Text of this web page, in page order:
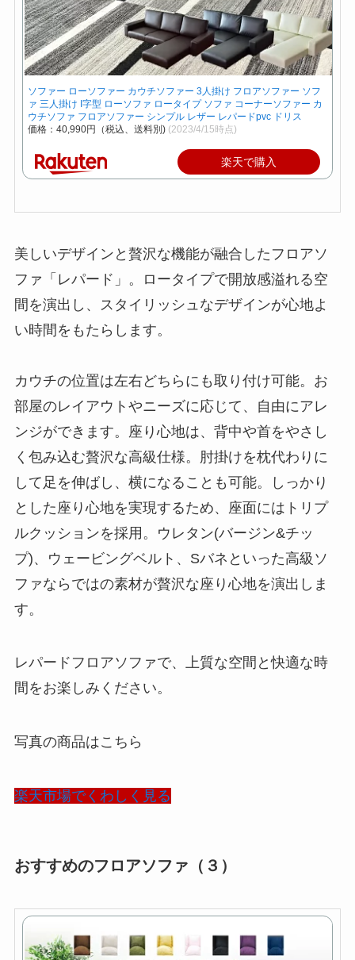
ソファー ローソファー カウチソファー 3人掛け フロアソファー ソフ
ァ 三人掛け I字型 ローソファ ロータイプ ソファ コーナーソファー カ
ウチソファ フロアソファー シンプル レザー レパードpvc ドリス
価格：40,990円（税込、送料別) (2023/4/15時点)
楽天で購入
美しいデザインと贅沢な機能が融合したフロアソ
ファ「レパード」。ロータイプで開放感溢れる空
間を演出し、スタイリッシュなデザインが心地よ
い時間をもたらします。
カウチの位置は左右どちらにも取り付け可能。お
部屋のレイアウトやニーズに応じて、自由にアレ
ンジができます。座り心地は、背中や首をやさし
く包み込む贅沢な高級仕様。肘掛けを枕代わりに
して足を伸ばし、横になることも可能。しっかり
とした座り心地を実現するため、座面にはトリプ
ルクッションを採用。ウレタン(バージン&チッ
プ)、ウェービングベルト、Sバネといった高級ソ
ファならではの素材が贅沢な座り心地を演出しま
す。
レパードフロアソファで、上質な空間と快適な時
間をお楽しみください。
写真の商品はこちら
楽天市場でくわしく見る
おすすめのフロアソファ（３）